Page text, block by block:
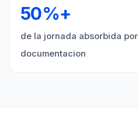
50%+
de la jornada absorbida
documentacion